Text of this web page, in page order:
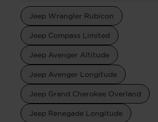
Jeep Wrangler Rubicon
Jeep Compass Limited
Jeep Avenger Altitude
Jeep Avenger Longitude
Jeep Grand Cherokee Overland
Jeep Renegade Longitude